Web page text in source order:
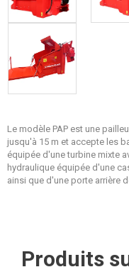
Le modèle PAP est une
jusqu'à 15 m et accepte les
équipée d'une turbine mixte
hydraulique équipée d'une
ainsi que d'une porte arrière
Produits